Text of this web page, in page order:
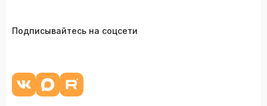
Подписывайтесь на соцсети